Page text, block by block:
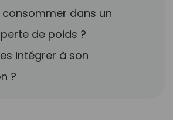
dans un
de poids ?
intégrer à son
?